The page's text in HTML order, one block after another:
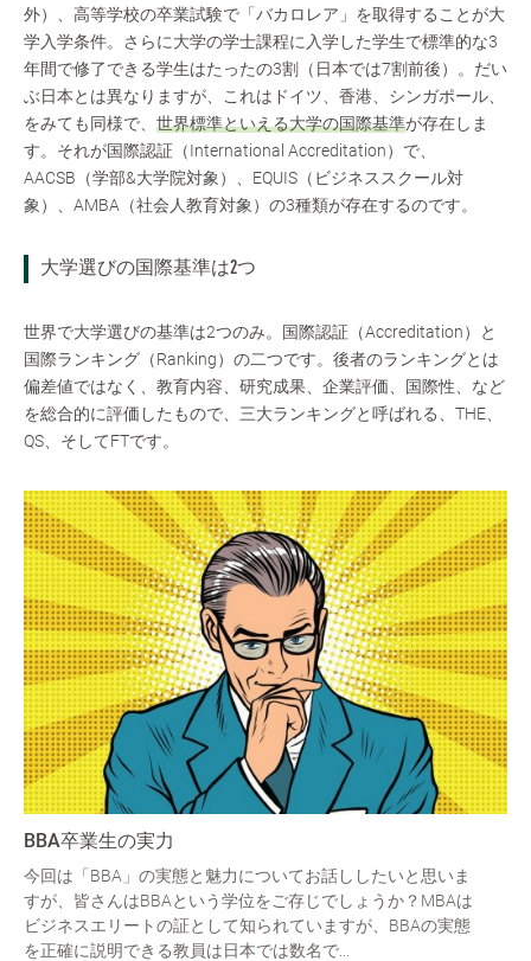
外）、高等学校の卒業試験で「バカロレア」を取得することが大
学入学条件。さらに大学の学士課程に入学した学生で標準的な3
年間で修了できる学生はたったの3割（日本では7割前後）。だい
ぶ日本とは異なりますが、これはドイツ、香港、シンガポール、
をみても同様で、 世界標準といえる大学の国際基準が存在しま
す。それが国際認証（International Accreditation）で、
AACSB（学部&大学院対象）、EQUIS（ビジネススクール対
象）、AMBA（社会人教育対象）の3種類が存在するのです。
大学選びの国際基準は2つ
世界で大学選びの基準は2つのみ。国際認証（Accreditation）と
国際ランキング（Ranking）の二つです。後者のランキングとは
偏差値ではなく、教育内容、研究成果、企業評価、国際性、など
を総合的に評価したもので、三大ランキングと呼ばれる、THE、
QS、そしてFTです。
BBA卒業生の実力
今回は「BBA」の実態と魅力についてお話ししたいと思いま
すが、皆さんはBBAという学位をご存じでしょうか？MBAは
ビジネスエリートの証として知られていますが、BBAの実態
を正確に説明できる教員は日本では数名で...